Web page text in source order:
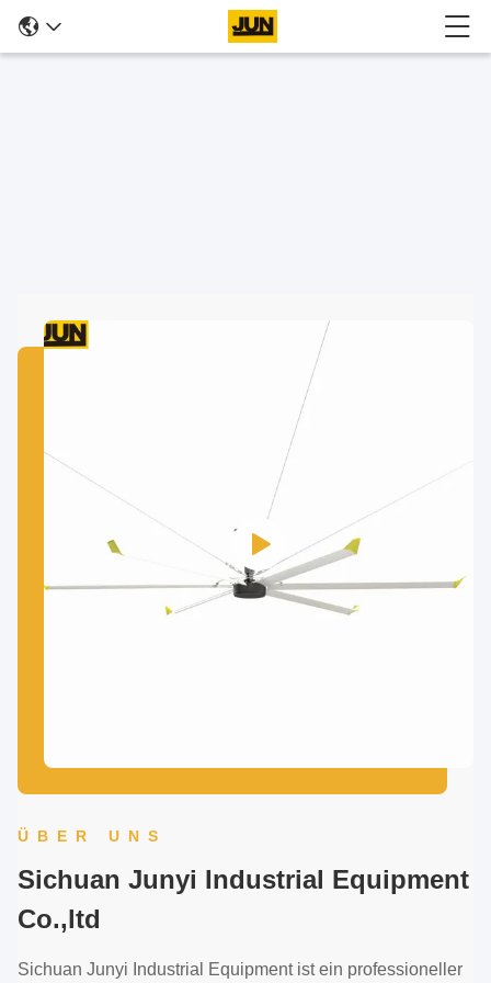
ÜBER UNS
Sichuan Junyi Industrial Equipment
Co.,ltd
Sichuan Junyi Industrial Equipment ist ein professioneller